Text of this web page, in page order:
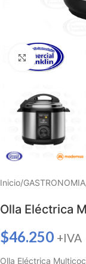
Haga clic para
Inicio GASTRONOMIA
Olla Eléctrica
$46.250 +IVA
Olla Eléctrica